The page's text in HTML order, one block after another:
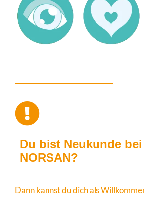
Du bist Neukunde bei
NORSAN?
Dann kannst du dich als